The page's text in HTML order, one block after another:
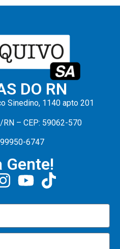
DO RN
Sinedino, 1140 apto 201
– CEP: 59062-570
6747
Gente!